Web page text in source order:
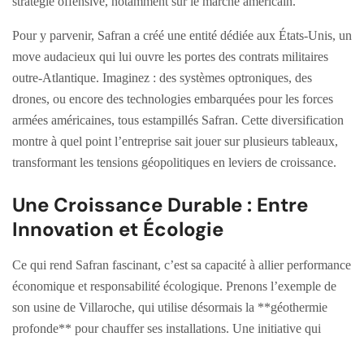
Pour y parvenir, Safran a créé une entité dédiée aux États-Unis, un
move audacieux qui lui ouvre les portes des contrats militaires
outre-Atlantique. Imaginez : des systèmes optroniques, des
drones, ou encore des technologies embarquées pour les forces
armées américaines, tous estampillés Safran. Cette diversification
montre à quel point l’entreprise sait jouer sur plusieurs tableaux,
transformant les tensions géopolitiques en leviers de croissance.
Une Croissance Durable : Entre
Innovation et Écologie
Ce qui rend Safran fascinant, c’est sa capacité à allier performance
économique et responsabilité écologique. Prenons l’exemple de
son usine de Villaroche, qui utilise désormais la **géothermie
profonde** pour chauffer ses installations. Une initiative qui